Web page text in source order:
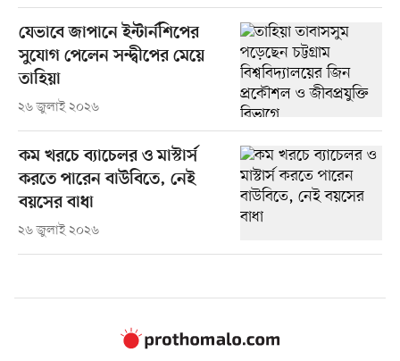
যেভাবে জাপানে ইন্টার্নশিপের
সুযোগ পেলেন সন্দ্বীপের মেয়ে
তাহিয়া
২৬ জুলাই ২০২৬
কম খরচে ব্যাচেলর ও মাস্টার্স
করতে পারেন বাউবিতে, নেই
বয়সের বাধা
২৬ জুলাই ২০২৬